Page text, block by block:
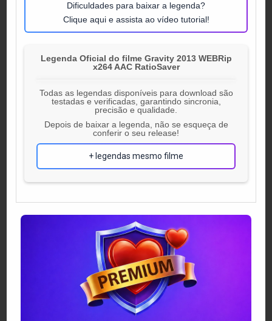
Dificuldades para baixar a legenda?
Clique aqui e assista ao vídeo tutorial!
Legenda Oficial do filme Gravity 2013 WEBRip
x264 AAC RatioSaver
Todas as legendas disponíveis para download são
testadas e verificadas, garantindo sincronia,
precisão e qualidade.
Depois de baixar a legenda, não se esqueça de
conferir o seu release!
+ legendas mesmo filme